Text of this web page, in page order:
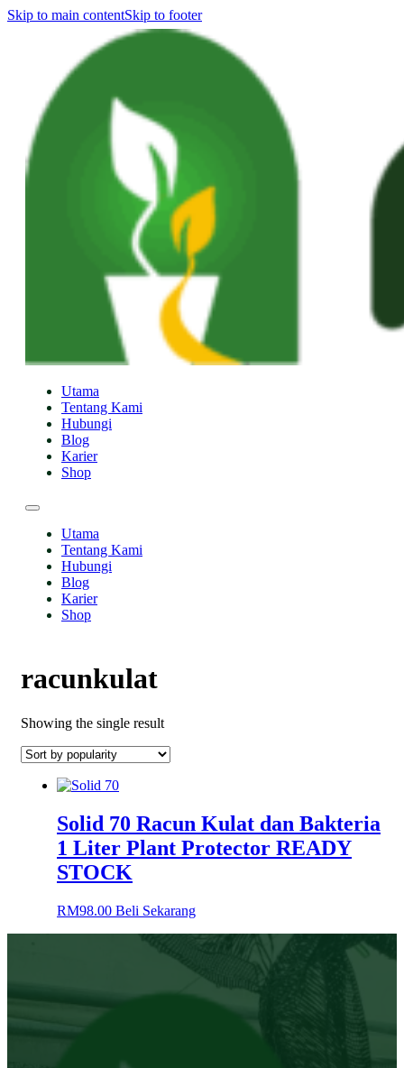
Skip to main contentSkip to footer
Utama
Tentang Kami
Hubungi
Blog
Karier
Shop
Utama
Tentang Kami
Hubungi
Blog
Karier
Shop
racunkulat
Showing the single result
Solid 70 Racun Kulat dan Bakteria
1 Liter Plant Protector READY
STOCK
RM98.00 Beli Sekarang